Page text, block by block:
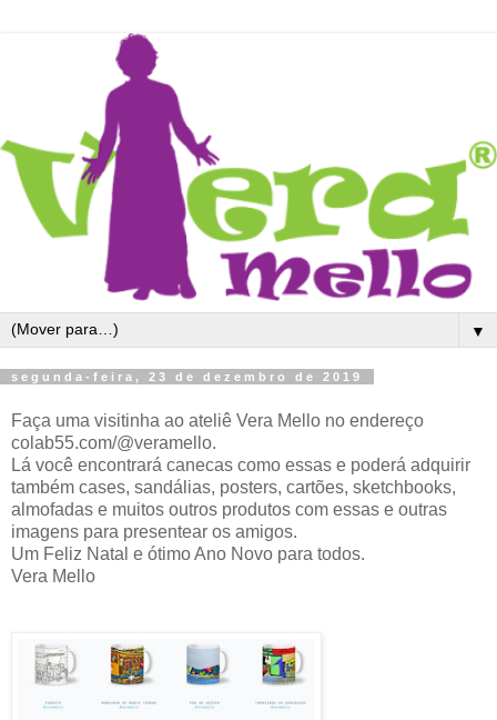
▼
segunda-feira, 23 de dezembro de 2019
Faça uma visitinha ao ateliê Vera Mello no endereço
colab55.com/@veramello.
Lá você encontrará canecas como essas e poderá adquirir
também cases, sandálias, posters, cartões, sketchbooks,
almofadas e muitos outros produtos com essas e outras
imagens para presentear os amigos.
Um Feliz Natal e ótimo Ano Novo para todos.
Vera Mello